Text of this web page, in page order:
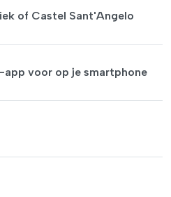
of Castel Sant'Angelo
app voor op je smartphone